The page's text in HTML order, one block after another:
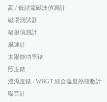
高 / 低頻電磁波偵測計
磁場測試器
輻射偵測計
風速計
太陽能功率錶
照度錶
溫濕度錶 / WBGT 綜合溫度熱指數計
噪音計